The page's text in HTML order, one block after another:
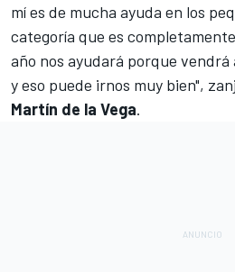
mí es de mucha ayuda en los
categoría que es
año nos ayudará porque vendrá
y eso puede irnos muy bien",
Martín de la Vega.